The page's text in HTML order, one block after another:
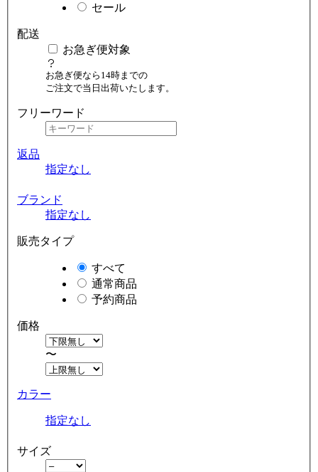
セール
配送
お急ぎ便対象
お急ぎ便なら14時までの
ご注文で当日出荷いたします。
フリーワード
返品
指定なし
ブランド
指定なし
販売タイプ
すべて
通常商品
予約商品
価格
〜
カラー
指定なし
サイズ